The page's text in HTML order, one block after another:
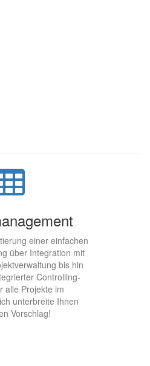
einer einfachen
über Integration mit
bis hin
Controlling-
alle Projekte im
unterbreite Ihnen
Vorschlag!